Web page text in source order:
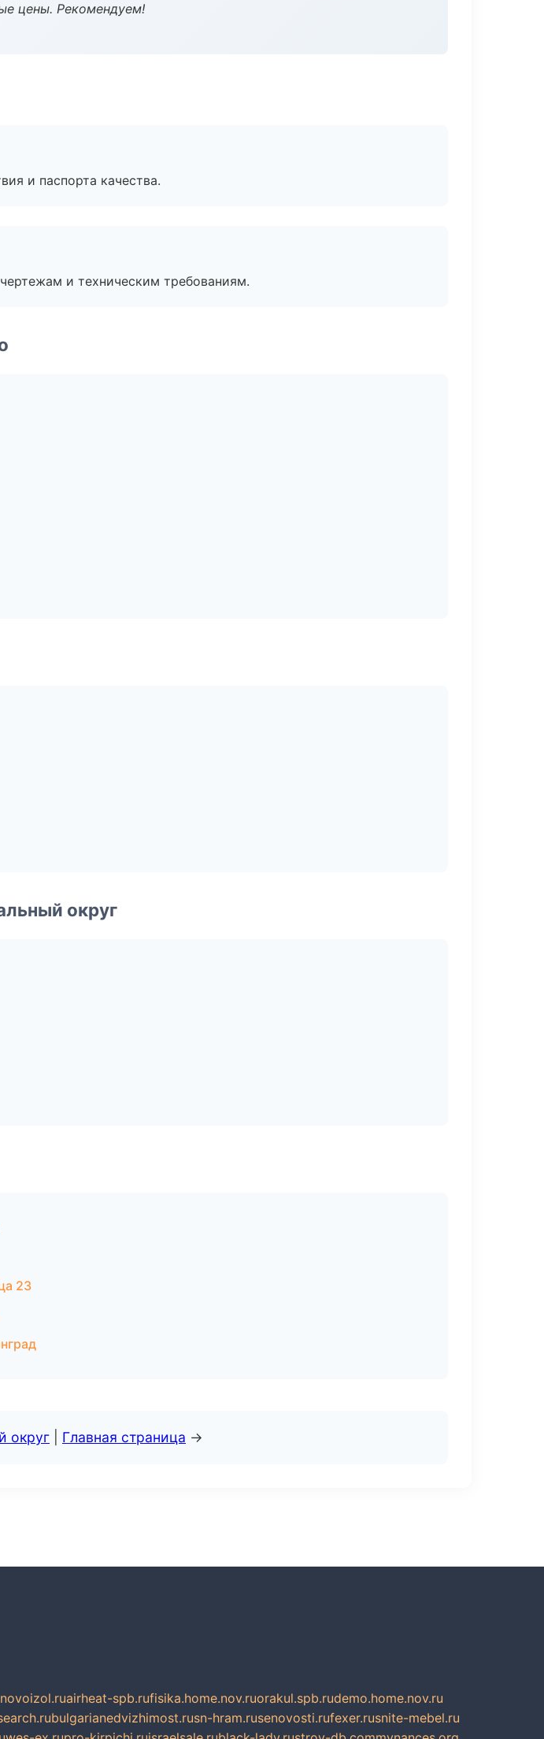
цены. Рекомендуем!
и паспорта качества.
и техническим требованиям.
округ
23
округ Главная страница →
novoizol.ruairheat-spb.rufisika.home.nov.ruorakul.spb.rudemo.home.nov.ru
bulgarianedvizhimost.rusn-hram.rusenovosti.rufexer.rusnite-mebel.ru